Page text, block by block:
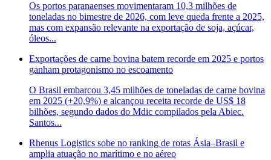
Os portos paranaenses movimentaram 10,3 milhões de
toneladas no bimestre de 2026, com leve queda frente a 2025,
mas com expansão relevante na exportação de soja, açúcar,
óleos...
Exportações de carne bovina batem recorde em 2025 e portos
ganham protagonismo no escoamento
O Brasil embarcou 3,45 milhões de toneladas de carne bovina
em 2025 (+20,9%) e alcançou receita recorde de US$ 18
bilhões, segundo dados do Mdic compilados pela Abiec.
Santos...
Rhenus Logistics sobe no ranking de rotas Ásia–Brasil e
amplia atuação no marítimo e no aéreo